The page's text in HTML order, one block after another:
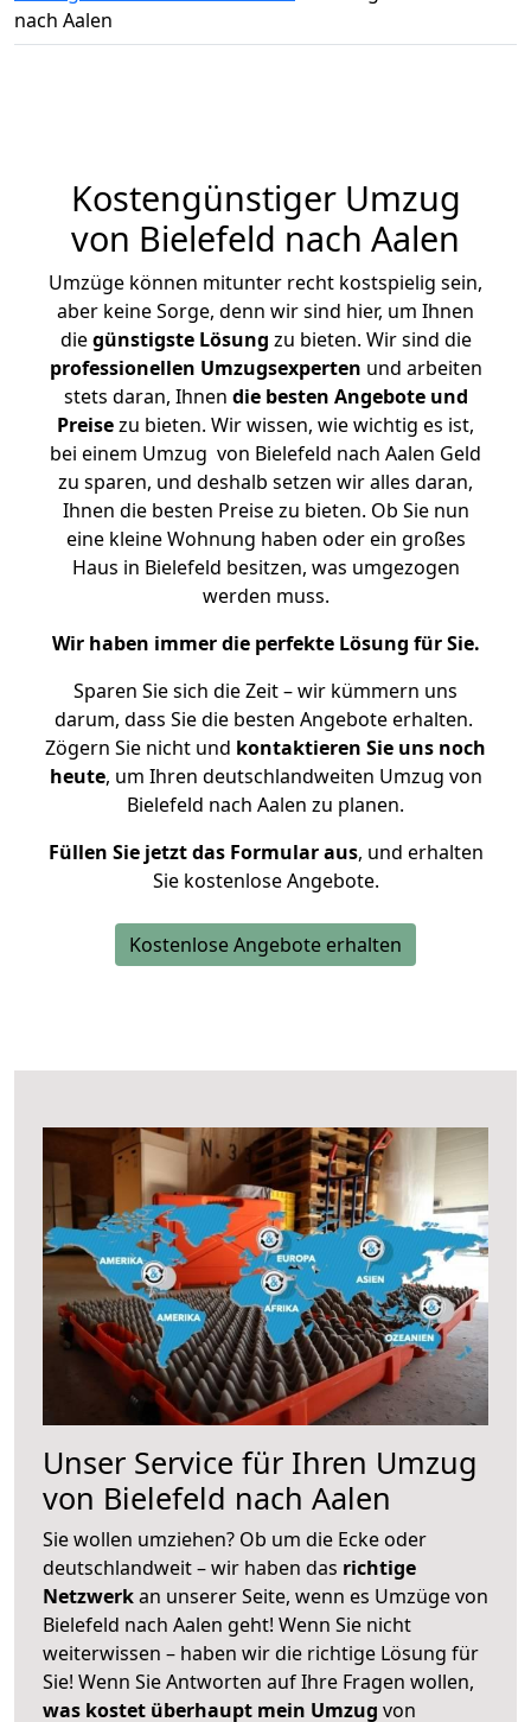
nach Aalen
Kostengünstiger Umzug
von Bielefeld nach Aalen
Umzüge können mitunter recht kostspielig sein,
aber keine Sorge, denn wir sind hier, um Ihnen
diegünstigste Lösung zu bieten. Wir sind die
professionellen Umzugsexperten und arbeiten
stets daran, Ihnen die besten Angebote und
Preisezu bieten. Wir wissen, wie wichtig es ist,
bei einem Umzug von Bielefeld nach Aalen Geld
zu sparen, und deshalb setzen wir alles daran,
Ihnen die besten Preise zu bieten. Ob Sie nun
eine kleine Wohnung haben oder ein großes
Haus in Bielefeld besitzen, was umgezogen
werden muss.
Wir haben immer die perfekte Lösung für Sie.
Sparen Sie sich die Zeit – wir kümmern uns
darum, dass Sie die besten Angebote erhalten.
Zögern Sie nicht und kontaktieren Sie uns noch
heute, um Ihren deutschlandweiten Umzug von
Bielefeld nach Aalen zu planen.
Füllen Sie jetzt das Formular aus, und erhalten
Sie kostenlose Angebote.
Kostenlose Angebote erhalten
Unser Service für Ihren Umzug
von Bielefeld nach Aalen
Sie wollen umziehen? Ob um die Ecke oder
deutschlandweit – wir haben das richtige
Netzwerkan unserer Seite, wenn es Umzüge von
Bielefeld nach Aalen geht! Wenn Sie nicht
weiterwissen – haben wir die richtige Lösung für
Sie! Wenn Sie Antworten auf Ihre Fragen wollen,
was kostet überhaupt mein Umzug von